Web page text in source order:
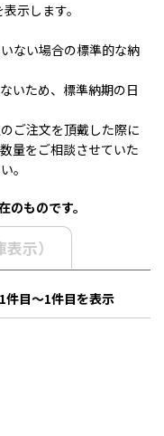
示します。
ない場合の標準的な納
いため、標準納期の日
ご注文を頂戴した際に
量をご相談させていた
。
ものです。
示）
件目～1件目を表示